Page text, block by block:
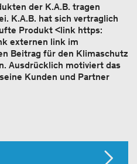
der K.A.B. tragen
K.A.B. hat sich vertraglich
Produkt <link https:
externen link im
Beitrag für den Klimaschutz
Ausdrücklich motiviert das
Kunden und Partner